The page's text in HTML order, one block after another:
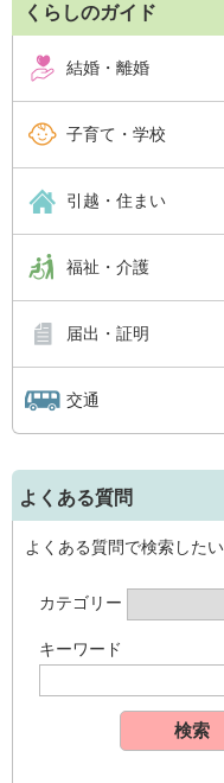
くらしのガイド
結婚・離婚
子育て・学校
引越・住まい
福祉・介護
届出・証明
交通
よくある質問
よくある質問で検索した
カテゴリー
キーワード